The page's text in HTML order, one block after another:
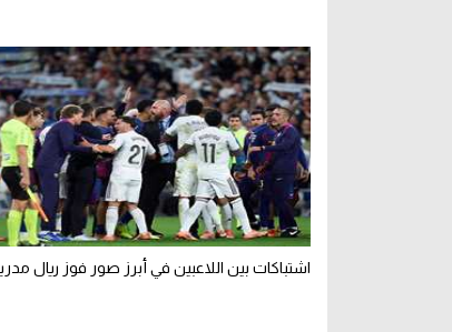
اشتباكات بين اللاعبين في أبرز صور فوز ريال